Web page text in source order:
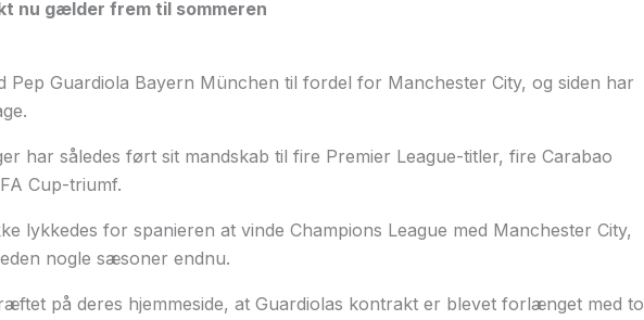
nu gælder frem til sommeren
Pep Guardiola Bayern München til fordel for Manchester City, og siden har
har således ført sit mandskab til fire Premier League-titler, fire Carabao
Cup-triumf.
lykkedes for spanieren at vinde Champions League med Manchester City,
nogle sæsoner endnu.
på deres hjemmeside, at Guardiolas kontrakt er blevet forlænget med to